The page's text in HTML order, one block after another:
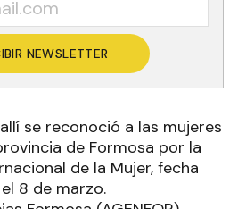
NEWSLETTER
se reconoció a las mujeres
de Formosa por la
de la Mujer, fecha
8 de marzo.